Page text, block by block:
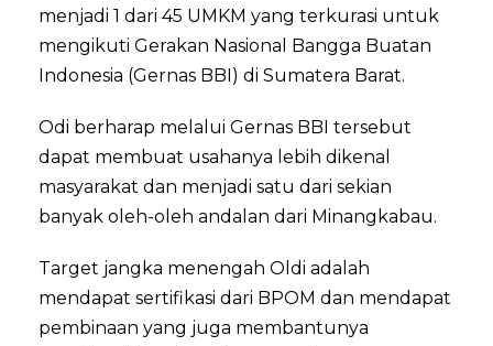
menjadi 1 dari 45 UMKM yang terkurasi untuk
mengikuti Gerakan Nasional Bangga Buatan
Indonesia (Gernas BBI) di Sumatera Barat.
Odi berharap melalui Gernas BBI tersebut
dapat membuat usahanya lebih dikenal
masyarakat dan menjadi satu dari sekian
banyak oleh-oleh andalan dari Minangkabau.
Target jangka menengah Oldi adalah
mendapat sertifikasi dari BPOM dan mendapat
pembinaan yang juga membantunya